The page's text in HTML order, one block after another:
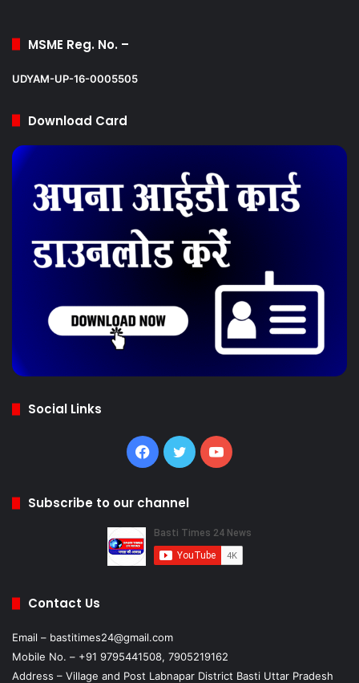
MSME Reg. No. –
UDYAM-UP-16-0005505
Download Card
Social Links
Facebook
TwitterYouTube
Subscribe to our channel
Contact Us
Email – bastitimes24@gmail.com
Mobile No. – +91 9795441508, 7905219162
Address – Village and Post Labnapar District Basti Uttar Pradesh